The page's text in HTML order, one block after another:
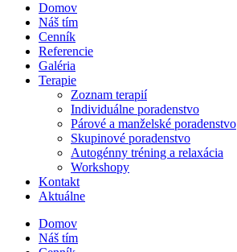
Automaty
S
úrovňovým
Bonusom:
Ive
takmer
skončil
hovoriť
tomto
dôležitom
mene
v
kanadskej
hazardnej
scéne,
Domov
Náš tím
Cenník
Referencie
Galéria
Terapie
Zoznam terapií
Individuálne poradenstvo
Párové a manželské poradenstvo
Skupinové poradenstvo
Autogénny tréning a relaxácia
Workshopy
Kontakt
Aktuálne
Domov
Náš tím